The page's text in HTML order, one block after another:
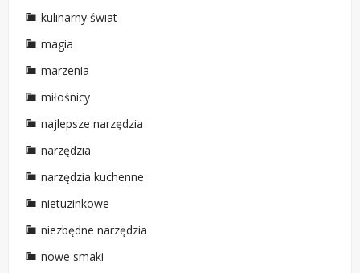
kulinarny świat
magia
marzenia
miłośnicy
najlepsze narzędzia
narzędzia
narzędzia kuchenne
nietuzinkowe
niezbędne narzędzia
nowe smaki